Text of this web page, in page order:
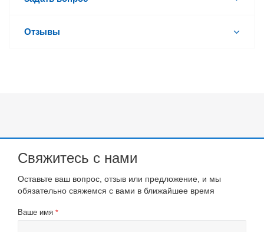
Отзывы
Свяжитесь с нами
Оставьте ваш вопрос, отзыв или предложение, и мы
обязательно свяжемся с вами в ближайшее время
Ваше имя *